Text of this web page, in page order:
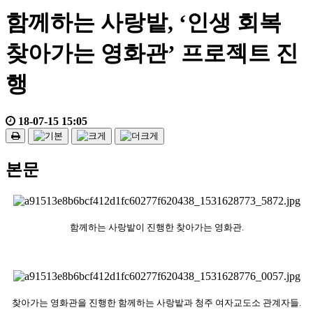
함께하는 사랑밭, ‘인생 회복
찾아가는 영화관’ 프로젝트 진
행
18-07-15 15:05
본문
함께하는 사랑밭이 진행한 찾아가는 영화관.
찾아가는 영화관을 진행한 함께하는 사랑밭과 청주 여자교도소 관계자들.